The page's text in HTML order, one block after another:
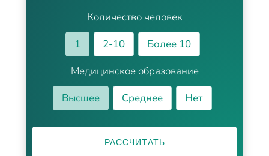
Количество человек
1
2-10
Более 10
Медицинское образование
Высшее
Среднее Нет
РАССЧИТАТЬ